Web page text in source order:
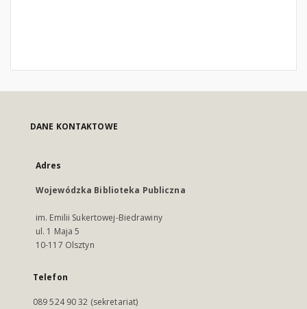
DANE KONTAKTOWE
Adres
Wojewódzka Biblioteka Publiczna
im. Emilii Sukertowej-Biedrawiny
ul. 1 Maja 5
10-117 Olsztyn
Telefon
089 524 90 32 (sekretariat)